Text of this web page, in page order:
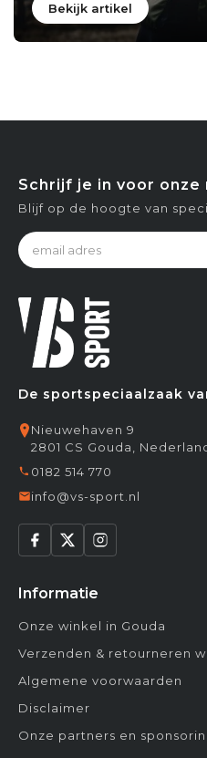
Bekijk artikel
De sportspeciaalzaak
Nieuwehaven 9
2801 CS Gouda,
0182 514 770
info@vs-sport.nl
Informatie
Onze winkel in Gouda
Verzenden & retourneren
Algemene voorwaarden
Disclaimer
Onze partners en
Schrijf je in voor
Blijf op de hoogte van